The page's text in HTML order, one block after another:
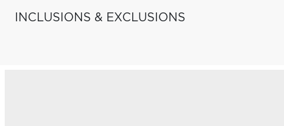
INCLUSIONS & EXCLUSIONS